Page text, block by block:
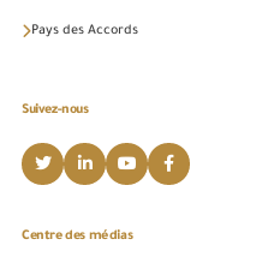
Pays des Accords
Suivez-nous
Centre des médias